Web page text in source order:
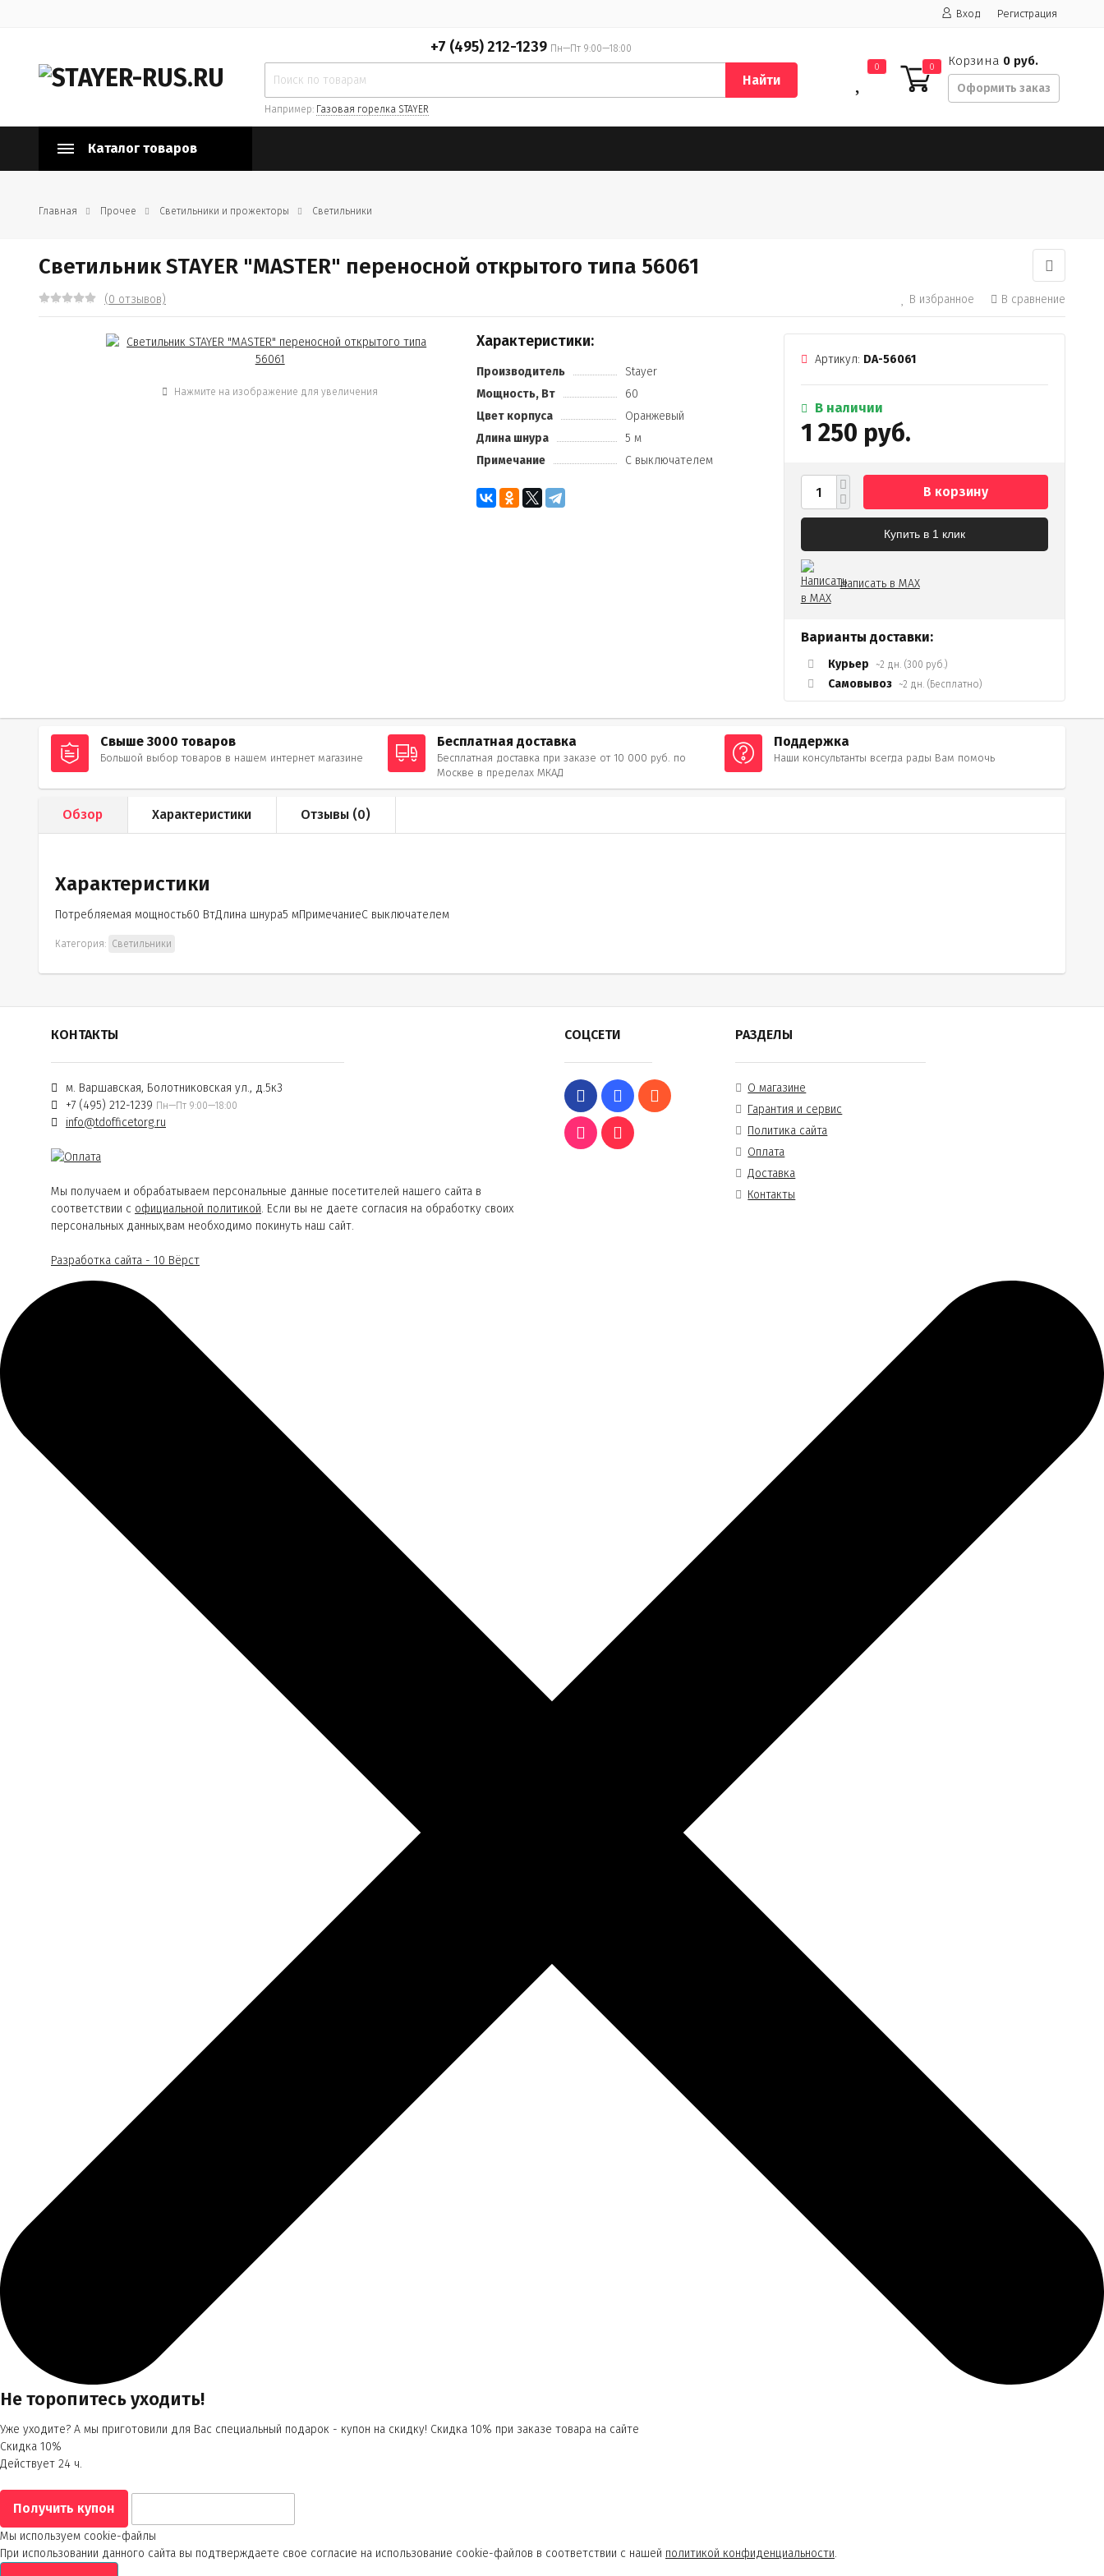
Вход Регистрация
+7 (495) 212-1239 Пн—Пт 9:00—18:00
Найти
Например: Газовая горелка STAYER
0 0 Корзина 0 руб.
Оформить заказ
Каталог товаров
Главная Прочее Светильники и прожекторы Светильники
Светильник STAYER "MASTER" переносной открытого типа 56061
(0 отзывов) В избранное В сравнение
Нажмите на изображение для увеличения
Характеристики:
Производитель
Stayer
Мощность, Вт
60
Цвет корпуса
Оранжевый
Длина шнура
5 м
Примечание
С выключателем
Артикул: DA-56061
В наличии
1 250 руб.
В корзину
Купить в 1 клик
Написать в MAX
Варианты доставки:
Курьер ~2 дн. (300 руб.)
Самовывоз ~2 дн. (Бесплатно)
Свыше 3000 товаров
Большой выбор товаров в нашем интернет магазине
Бесплатная доставка
Бесплатная доставка при заказе от 10 000 руб. по
Москве в пределах МКАД
Поддержка
Наши консультанты всегда рады Вам помочь
Обзор Характеристики Отзывы (0)
Характеристики
Потребляемая мощность60 ВтДлина шнура5 мПримечаниеС выключателем
Категория: Светильники
КОНТАКТЫ
м. Варшавская, Болотниковская ул., д.5к3
+7 (495) 212-1239 Пн—Пт 9:00—18:00
info@tdofficetorg.ru
Мы получаем и обрабатываем персональные данные посетителей нашего сайта в
соответствии с официальной политикой. Если вы не даете согласия на обработку своих
персональных данных,вам необходимо покинуть наш сайт.
Разработка сайта - 10 Вёрст
СОЦСЕТИ РАЗДЕЛЫ
О магазине
Гарантия и сервис
Политика сайта
Оплата
Доставка
Контакты
Не торопитесь уходить!
Уже уходите? А мы приготовили для Вас специальный подарок - купон на скидку! Скидка 10% при заказе товара на сайте
Скидка 10%
Действует 24 ч.
Мы используем cookie-файлы
При использовании данного сайта вы подтверждаете свое согласие на использование cookie-файлов в соответствии с нашей политикой конфиденциальности.